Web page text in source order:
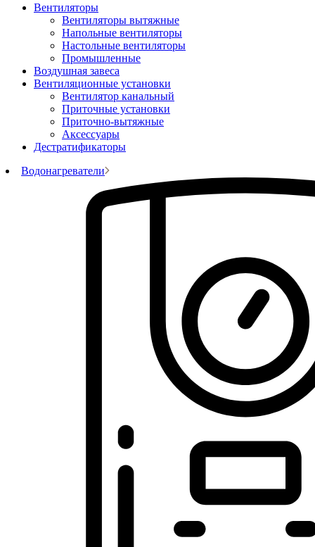
Вентиляторы
Вентиляторы вытяжные
Напольные вентиляторы
Настольные вентиляторы
Промышленные
Воздушная завеса
Вентиляционные установки
Вентилятор канальный
Приточные установки
Приточно-вытяжные
Аксессуары
Дестратификаторы
Водонагреватели